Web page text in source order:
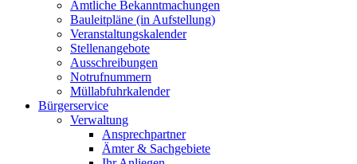
Amtliche Bekanntmachungen
Bauleitpläne (in Aufstellung)
Veranstaltungskalender
Stellenangebote
Ausschreibungen
Notrufnummern
Müllabfuhrkalender
Bürgerservice
Verwaltung
Ansprechpartner
Ämter & Sachgebiete